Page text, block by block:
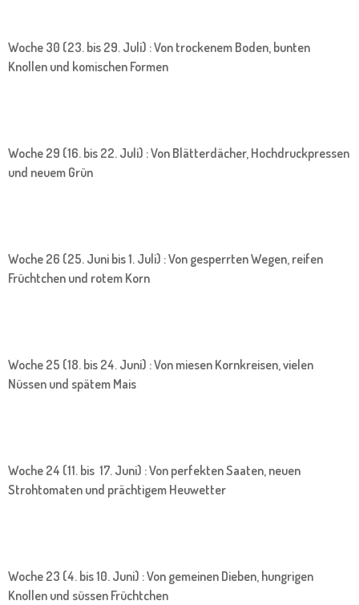
Woche 30 (23. bis 29. Juli) : Von trockenem Boden, bunten
Knollen und komischen Formen
Woche 29 (16. bis 22. Juli) : Von Blätterdächer, Hochdruckpressen
und neuem Grün
Woche 26 (25. Juni bis 1. Juli) : Von gesperrten Wegen, reifen
Früchtchen und rotem Korn
Woche 25 (18. bis 24. Juni) : Von miesen Kornkreisen, vielen
Nüssen und spätem Mais
Woche 24 (11. bis 17. Juni) : Von perfekten Saaten, neuen
Strohtomaten und prächtigem Heuwetter
Woche 23 (4. bis 10. Juni) : Von gemeinen Dieben, hungrigen
Knollen und süssen Früchtchen